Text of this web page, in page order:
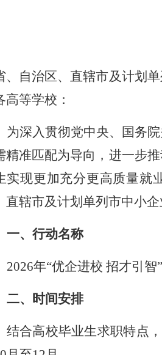
、自治区、直辖市及计划
高等学校：
为深入贯彻党中央、国务
精准匹配为导向，进一步
实现更加充分更高质量就
直辖市及计划单列市中小
一、行动名称
2026年“优企进校 招才引智
二、时间安排
结合高校毕业生求职特点